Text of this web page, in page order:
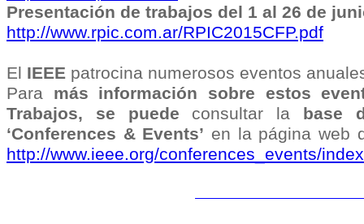
Presentación de trabajos del 1 al 26 de
http://www.rpic.com.ar/RPIC2015CFP.pdf
El IEEE patrocina numerosos eventos
Para más información
sobre estos
Trabajos, se puede consultar la base
‘Conferences & Events’ en la página web
http://www.ieee.org/conferences_events/